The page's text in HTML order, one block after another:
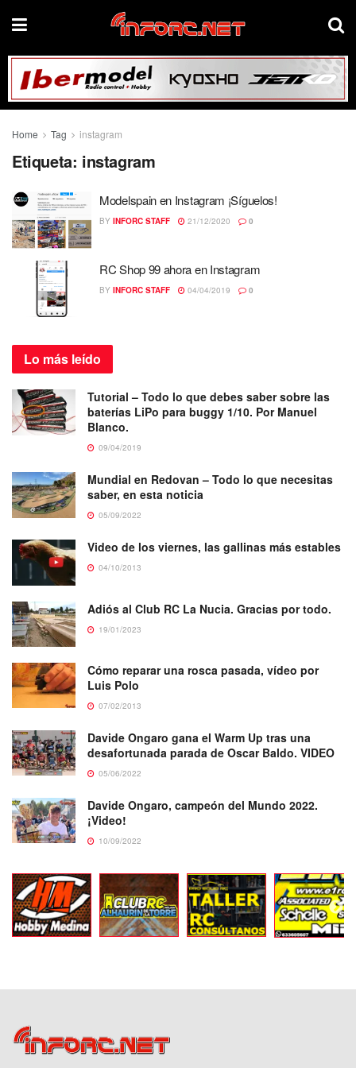
Home Tag instagram
Etiqueta: instagram
Modelspain en Instagram ¡Síguelos!
BY INFORC STAFF 21/12/2020 0
RC Shop 99 ahora en Instagram
BY INFORC STAFF 04/04/2019 0
Lo más leído
Tutorial – Todo lo que debes saber sobre las
baterías LiPo para buggy 1/10. Por Manuel
Blanco.
09/04/2019
Mundial en Redovan – Todo lo que necesitas
saber, en esta noticia
05/09/2022
Video de los viernes, las gallinas más estables
04/10/2013
Adiós al Club RC La Nucia. Gracias por todo.
19/01/2023
Cómo reparar una rosca pasada, vídeo por
Luis Polo
07/02/2013
Davide Ongaro gana el Warm Up tras una
desafortunada parada de Oscar Baldo. VIDEO
05/06/2022
Davide Ongaro, campeón del Mundo 2022.
¡Video!
10/09/2022